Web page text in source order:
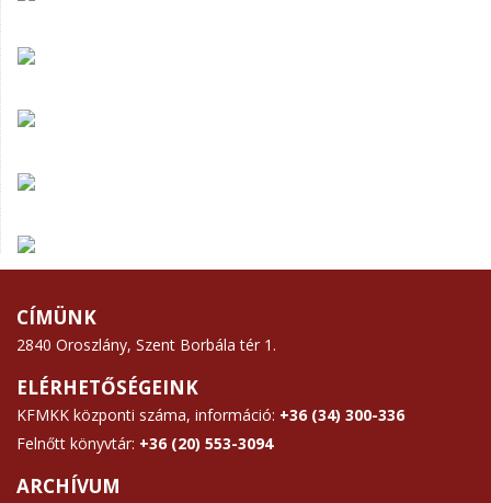
CÍMÜNK
2840 Oroszlány, Szent Borbála tér 1.
ELÉRHETŐSÉGEINK
KFMKK központi száma, információ: +36 (34) 300-336
Felnőtt könyvtár: +36 (20) 553-3094
ARCHÍVUM